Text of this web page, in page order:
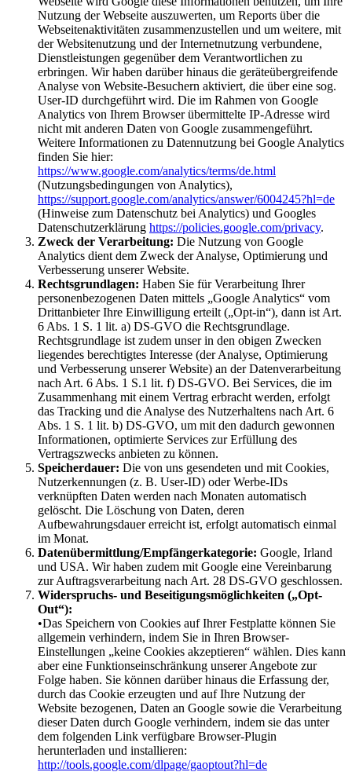
Nutzung der Webseite auszuwerten, um Reports über die
Webseitenaktivitäten zusammenzustellen und um weitere, mit
der Websitenutzung und der Internetnutzung verbundene,
Dienstleistungen gegenüber dem Verantwortlichen zu
erbringen. Wir haben darüber hinaus die geräteübergreifende
Analyse von Website-Besuchern aktiviert, die über eine sog.
User-ID durchgeführt wird. Die im Rahmen von Google
Analytics von Ihrem Browser übermittelte IP-Adresse wird
nicht mit anderen Daten von Google zusammengeführt.
Weitere Informationen zu Datennutzung bei Google Analytics
finden Sie hier:
https://www.google.com/analytics/terms/de.html
(Nutzungsbedingungen von Analytics),
https://support.google.com/analytics/answer/6004245?hl=de
(Hinweise zum Datenschutz bei Analytics) und Googles
Datenschutzerklärung https://policies.google.com/privacy.
Zweck der Verarbeitung: Die Nutzung von Google
Analytics dient dem Zweck der Analyse, Optimierung und
Verbesserung unserer Website.
Rechtsgrundlagen: Haben Sie für Verarbeitung Ihrer
personenbezogenen Daten mittels „Google Analytics“ vom
Drittanbieter Ihre Einwilligung erteilt („Opt-in“), dann ist Art.
6 Abs. 1 S. 1 lit. a) DS-GVO die Rechtsgrundlage.
Rechtsgrundlage ist zudem unser in den obigen Zwecken
liegendes berechtigtes Interesse (der Analyse, Optimierung
und Verbesserung unserer Website) an der Datenverarbeitung
nach Art. 6 Abs. 1 S.1 lit. f) DS-GVO. Bei Services, die im
Zusammenhang mit einem Vertrag erbracht werden, erfolgt
das Tracking und die Analyse des Nutzerhaltens nach Art. 6
Abs. 1 S. 1 lit. b) DS-GVO, um mit den dadurch gewonnen
Informationen, optimierte Services zur Erfüllung des
Vertragszwecks anbieten zu können.
Speicherdauer: Die von uns gesendeten und mit Cookies,
Nutzerkennungen (z. B. User-ID) oder Werbe-IDs
verknüpften Daten werden nach Monaten automatisch
gelöscht. Die Löschung von Daten, deren
Aufbewahrungsdauer erreicht ist, erfolgt automatisch einmal
im Monat.
Datenübermittlung/Empfängerkategorie: Google, Irland
und USA. Wir haben zudem mit Google eine Vereinbarung
zur Auftragsverarbeitung nach Art. 28 DS-GVO geschlossen.
Widerspruchs- und Beseitigungsmöglichkeiten („Opt-
Out“):
•Das Speichern von Cookies auf Ihrer Festplatte können Sie
allgemein verhindern, indem Sie in Ihren Browser-
Einstellungen „keine Cookies akzeptieren“ wählen. Dies kann
aber eine Funktionseinschränkung unserer Angebote zur
Folge haben. Sie können darüber hinaus die Erfassung der,
durch das Cookie erzeugten und auf Ihre Nutzung der
Website bezogenen, Daten an Google sowie die Verarbeitung
dieser Daten durch Google verhindern, indem sie das unter
dem folgenden Link verfügbare Browser-Plugin
herunterladen und installieren:
http://tools.google.com/dlpage/gaoptout?hl=de